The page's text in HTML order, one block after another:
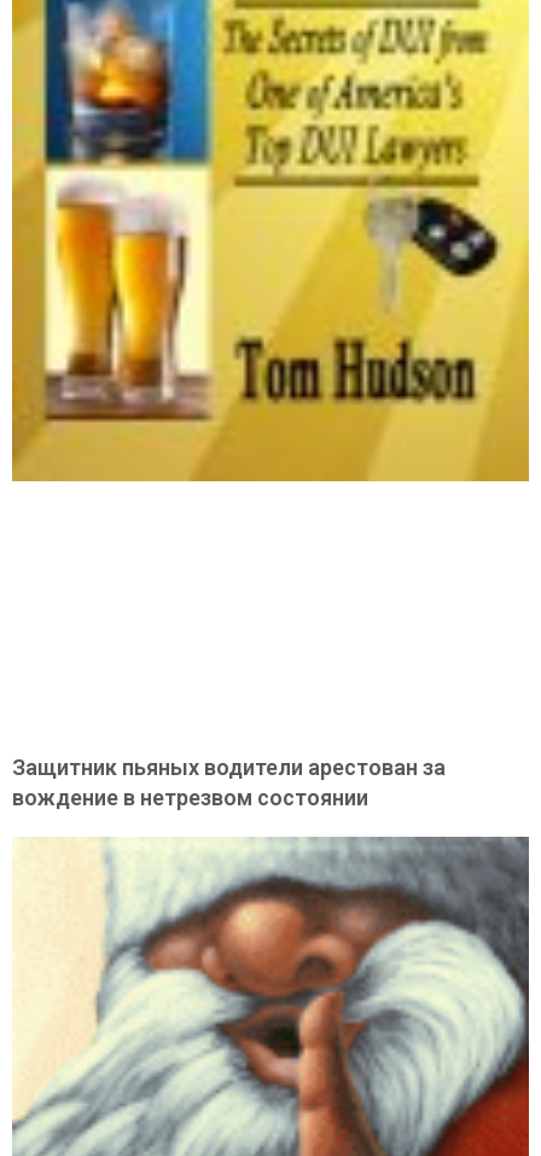
Защитник пьяных водители арестован за
вождение в нетрезвом состоянии